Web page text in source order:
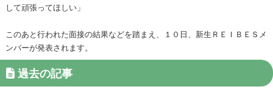
して頑張ってほしい」
このあと行われた面接の結果などを踏まえ、１０日、新生ＲＥＩＢＥＳメ
ンバーが発表されます。
過去の記事